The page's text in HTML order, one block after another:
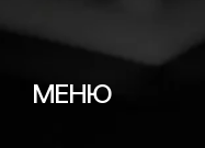
МЕНЮ